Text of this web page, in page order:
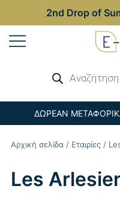
2nd Drop of
προϊόντων
ΔΩΡΕΑΝ
Αρχική σελίδα / Εταιρίες /
Les